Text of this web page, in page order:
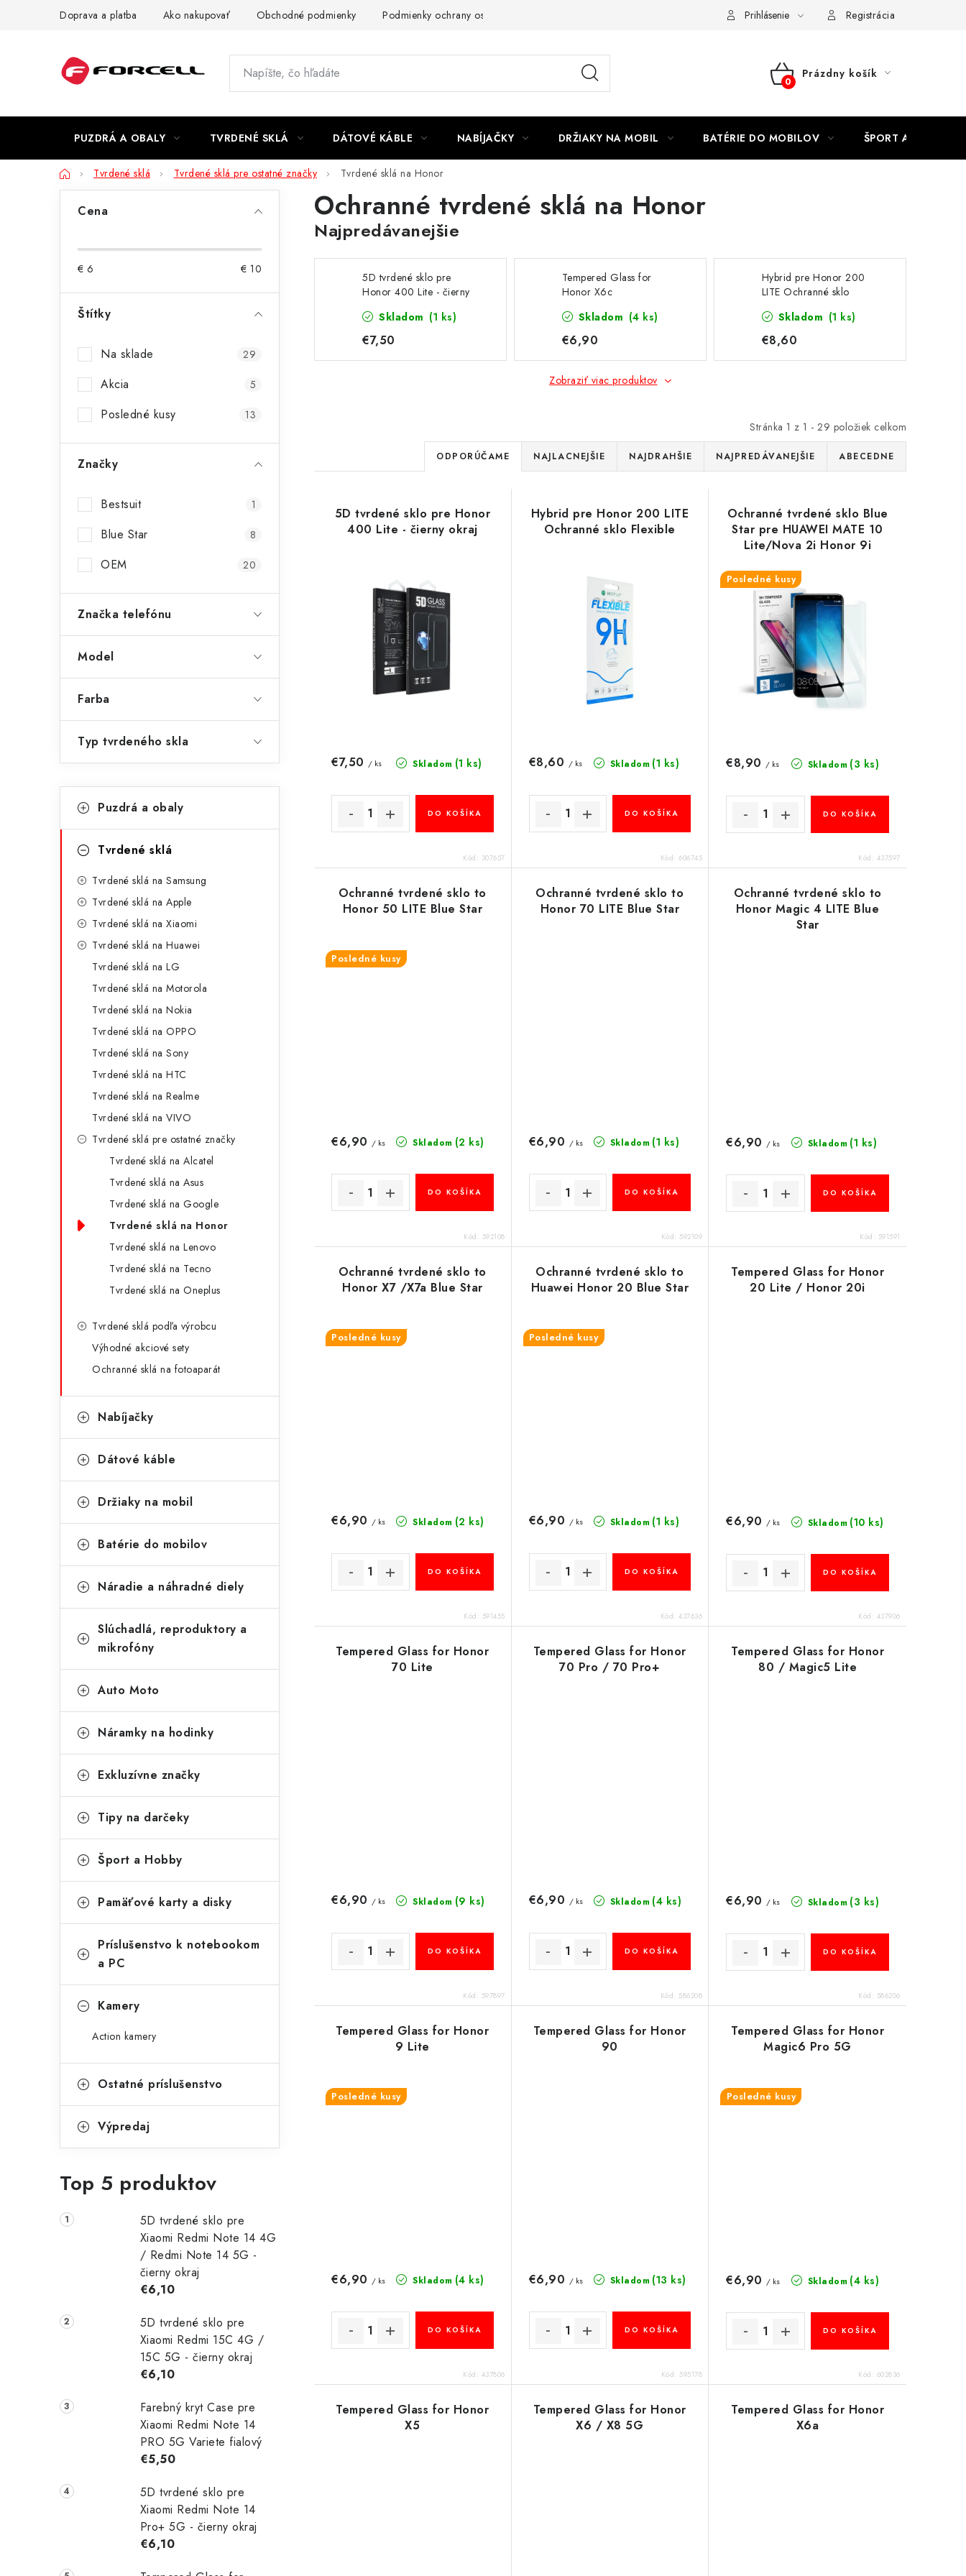
Doprava a platba Ako nakupovať Obchodné podmienky Podmienky ochrany osobných údajov Prihlásenie Registrácia
NÁKUPNÝ
Prázdny košík
PUZDRÁ A OBALY TVRDENÉ SKLÁ DÁTOVÉ KÁBLE NABÍJAČKY DRŽIAKY NA MOBIL BATÉRIE DO MOBILOV ŠPORT A HOBBY
DomovTvrdené sklá Tvrdené sklá pre ostatné značky Tvrdené sklá na Honor
n
l
Cena
€ 6 € 10
Štítky
Na sklade 29
Akcia 5
Posledné kusy 13
Značky
Bestsuit 1
Blue Star 8
OEM 20
Značka telefónu
Model
Farba
Typ tvrdeného skla
kategórie
a
Puzdrá a obaly
Tvrdené sklá
Tvrdené sklá na Samsung
Tvrdené sklá na Apple
Tvrdené sklá na Xiaomi
Tvrdené sklá na Huawei
Tvrdené sklá na LG
Tvrdené sklá na Motorola
Tvrdené sklá na Nokia
Tvrdené sklá na OPPO
Tvrdené sklá na Sony
Tvrdené sklá na HTC
Tvrdené sklá na Realme
Tvrdené sklá na VIVO
Tvrdené sklá pre ostatné značky
Tvrdené sklá na Alcatel
Tvrdené sklá na Asus
Tvrdené sklá na Google
Tvrdené sklá na Honor
Tvrdené sklá na Lenovo
Tvrdené sklá na Tecno
Tvrdené sklá na Oneplus
Tvrdené sklá podľa výrobcu
Výhodné akciové sety
Ochranné sklá na fotoaparát
Nabíjačky
Dátové káble
Držiaky na mobil
Batérie do mobilov
Náradie a náhradné diely
Slúchadlá, reproduktory a
mikrofóny
Auto Moto
Náramky na hodinky
Exkluzívne značky
Tipy na darčeky
Šport a Hobby
Pamäťové karty a disky
Príslušenstvo k notebookom
a PC
Kamery
Action kamery
Ostatné príslušenstvo
Výpredaj
Top 5 produktov
5D tvrdené sklo pre
Xiaomi Redmi Note 14 4G
/ Redmi Note 14 5G -
čierny okraj
€6,10
5D tvrdené sklo pre
Xiaomi Redmi 15C 4G /
15C 5G - čierny okraj
€6,10
Farebný kryt Case pre
Xiaomi Redmi Note 14
PRO 5G Variete fialový
€5,50
5D tvrdené sklo pre
Xiaomi Redmi Note 14
Pro+ 5G - čierny okraj
€6,10
Ochranné tvrdené sklá na Honor
Najpredávanejšie
5D tvrdené sklo pre
Honor 400 Lite - čierny
Skladom (1 ks)
€7,50
Tempered Glass for
Honor X6c
Skladom (4 ks)
€6,90
Hybrid pre Honor 200
LITE Ochranné sklo
Skladom (1 ks)
€8,60
Zobraziť viac produktov
Stránka 1 z 1 - 29 položiek celkom
R
a
d
e
i
e
p
r
o
u
t
o
v
ODPORÚČAME NAJLACNEJŠIE NAJDRAHŠIE NAJPREDÁVANEJŠIE ABECEDNE
5D tvrdené sklo pre Honor
400 Lite - čierny okraj
Skladom (1 ks)
€7,50 / ks
DO KOŠÍKA
Kód: 307657
Hybrid pre Honor 200 LITE
Ochranné sklo Flexible
Skladom (1 ks)
€8,60 / ks
DO KOŠÍKA
Kód:606745
Ochranné tvrdené sklo Blue
Star pre HUAWEI MATE 10
Lite/Nova 2i Honor 9i
Posledné kusy
Skladom (3 ks)
€8,90 / ks
DO KOŠÍKA
Kód: 437597
Ochranné tvrdené sklo to
Honor 50 LITE Blue Star
Posledné kusy
Skladom (2 ks)
€6,90 / ks
DO KOŠÍKA
Kód: 592108
Ochranné tvrdené sklo to
Honor 70 LITE Blue Star
Skladom (1 ks)
€6,90 / ks
DO KOŠÍKA
Kód:592109
Ochranné tvrdené sklo to
Honor Magic 4 LITE Blue
Star
Skladom (1 ks)
€6,90 / ks
DO KOŠÍKA
Kód: 591591
Ochranné tvrdené sklo to
Honor X7 /X7a Blue Star
Posledné kusy
Skladom (2 ks)
€6,90 / ks
DO KOŠÍKA
Kód: 591455
Ochranné tvrdené sklo to
Huawei Honor 20 Blue Star
Posledné kusy
Skladom (1 ks)
€6,90 / ks
DO KOŠÍKA
Kód:437636
Tempered Glass for Honor
20 Lite / Honor 20i
Skladom (10 ks)
€6,90 / ks
DO KOŠÍKA
Kód: 437906
Tempered Glass for Honor
70 Lite
Skladom (9 ks)
€6,90 / ks
DO KOŠÍKA
Kód: 597897
Tempered Glass for Honor
70 Pro / 70 Pro+
Skladom (4 ks)
€6,90 / ks
DO KOŠÍKA
Kód:586208
Tempered Glass for Honor
80 / Magic5 Lite
Skladom (3 ks)
€6,90 / ks
DO KOŠÍKA
Kód: 586206
Tempered Glass for Honor
9 Lite
Posledné kusy
Skladom (4 ks)
€6,90 / ks
DO KOŠÍKA
Kód: 437806
Tempered Glass for Honor
90
Skladom (13 ks)
€6,90 / ks
DO KOŠÍKA
Kód:595178
Tempered Glass for Honor
Magic6 Pro 5G
Posledné kusy
Skladom (4 ks)
€6,90 / ks
DO KOŠÍKA
Kód: 602836
Tempered Glass for Honor
X5
Tempered Glass for Honor
X6 / X8 5G
Tempered Glass for Honor
X6a